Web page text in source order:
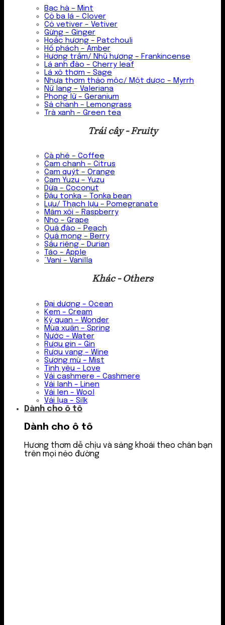
Bạc hà – Mint
Cỏ ba lá – Clover
Cỏ vetiver – Vetiver
Gừng – Ginger
Hoắc hương – Patchouli
Hổ phách – Amber
Hương trầm/ Nhũ hương – Frankincense
Lá anh đào – Cherry leaf
Lá xô thơm – Sage
Nhựa thơm thảo mộc/ Một dược – Myrrh
Nữ lang – Valeriana
Phong lữ – Geranium
Sả chanh – Lemongrass
Trà xanh – Green tea
Trái cây - Fruity
Cà phê – Coffee
Cam chanh – Citrus
Cam quýt – Orange
Cam Yuzu – Yuzu
Dừa – Coconut
Đậu tonka – Tonka bean
Lựu/ Thạch lựu – Pomegranate
Mâm xôi – Raspberry
Nho – Grape
Quả đào – Peach
Quả mọng – Berry
Sầu riêng – Durian
Táo – Apple
`Vani – Vanilla
Khác - Others
Đại dương – Ocean
Kem – Cream
Kỳ quan – Wonder
Mùa xuân – Spring
Nước – Water
Rượu gin – Gin
Rượu vang – Wine
Sương mù – Mist
Tình yêu – Love
Vải cashmere – Cashmere
Vải lanh – Linen
Vải len – Wool
Vải lụa – Silk
Dành cho ô tô
Dành cho ô tô
Hương thơm dễ chịu và sảng khoái theo chân bạn
trên mọi nẻo đường